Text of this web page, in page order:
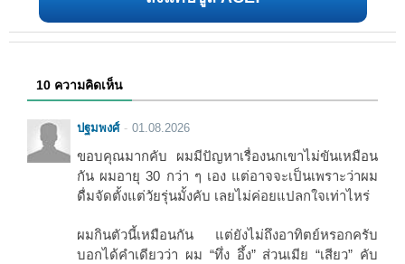
10 ความคิดเห็น
ปฐมพงศ์ 01.08.2026
ขอบคุณมากคับ ผมมีปัญหาเรื่องนกเขาไม่ขันเหมือน
กัน ผมอายุ 30 กว่า ๆ เอง แต่อาจจะเป็นเพราะว่าผม
ดื่มจัดตั้งแต่วัยรุ่นมั้งคับ เลยไม่ค่อยแปลกใจเท่าไหร่
ผมกินตัวนี้เหมือนกัน แต่ยังไม่ถึงอาทิตย์หรอกครับ
บอกได้คำเดียวว่า ผม “ทึ่ง อึ้ง” ส่วนเมีย “เสียว” คับ